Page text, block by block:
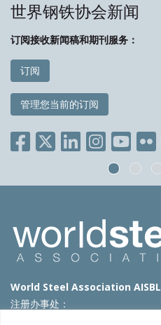
世界钢铁协会新闻
订阅接收新闻稿和期刊服务：
订阅
管理您当前的订阅
World Steel Association AISBL
注册办事处：